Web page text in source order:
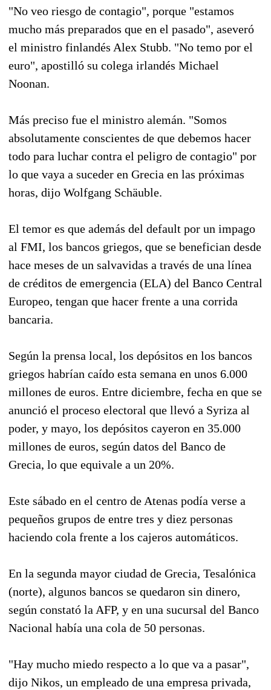
"No veo riesgo de contagio", porque "estamos
mucho más preparados que en el pasado", aseveró
el ministro finlandés Alex Stubb. "No temo por el
euro", apostilló su colega irlandés Michael
Noonan.
Más preciso fue el ministro alemán. "Somos
absolutamente conscientes de que debemos hacer
todo para luchar contra el peligro de contagio" por
lo que vaya a suceder en Grecia en las próximas
horas, dijo Wolfgang Schäuble.
El temor es que además del default por un impago
al FMI, los bancos griegos, que se benefician desde
hace meses de un salvavidas a través de una línea
de créditos de emergencia (ELA) del Banco Central
Europeo, tengan que hacer frente a una corrida
bancaria.
Según la prensa local, los depósitos en los bancos
griegos habrían caído esta semana en unos 6.000
millones de euros. Entre diciembre, fecha en que se
anunció el proceso electoral que llevó a Syriza al
poder, y mayo, los depósitos cayeron en 35.000
millones de euros, según datos del Banco de
Grecia, lo que equivale a un 20%.
Este sábado en el centro de Atenas podía verse a
pequeños grupos de entre tres y diez personas
haciendo cola frente a los cajeros automáticos.
En la segunda mayor ciudad de Grecia, Tesalónica
(norte), algunos bancos se quedaron sin dinero,
según constató la AFP, y en una sucursal del Banco
Nacional había una cola de 50 personas.
"Hay mucho miedo respecto a lo que va a pasar",
dijo Nikos, un empleado de una empresa privada,